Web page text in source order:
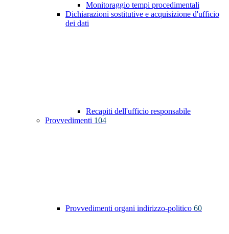
Monitoraggio tempi procedimentali
Dichiarazioni sostitutive e acquisizione d'ufficio
dei dati
Recapiti dell'ufficio responsabile
Provvedimenti 104
Provvedimenti organi indirizzo-politico 60